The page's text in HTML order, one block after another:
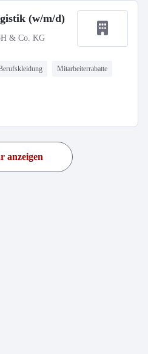
(w/m/d)
& Co. KG
Mitarbeiterrabatte
anzeigen